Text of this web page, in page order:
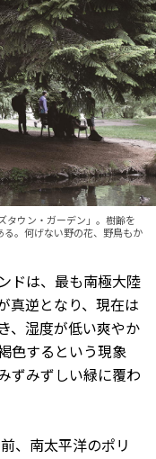
タウン・ガーデン」。樹齢を
。何げない野の花、野鳥もか
ドは、最も南極大陸
真逆となり、現在は
、湿度が低い爽やか
色するという現象
ずみずしい緑に覆わ
、南太平洋のポリ